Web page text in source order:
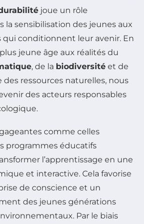
joue un rôle
la sensibilisation des jeunes aux
qui conditionnent leur avenir. En
jeune âge aux réalités du
, de la biodiversité et de
des ressources naturelles, nous
des acteurs responsables
comme celles
programmes éducatifs
l’apprentissage en une
et interactive. Cela favorise
de conscience et un
des jeunes générations
Par le biais